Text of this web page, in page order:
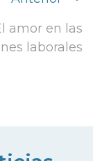
amor en las
laborales